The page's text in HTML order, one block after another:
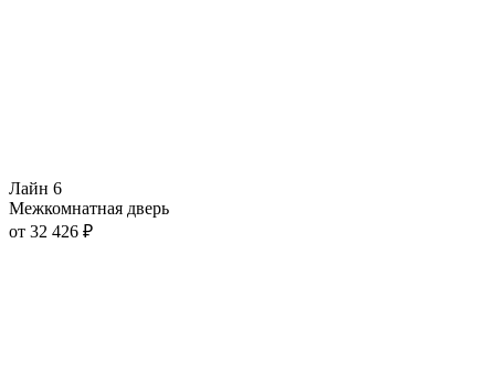
Лайн 6
Межкомнатная дверь
от 32 426 ₽